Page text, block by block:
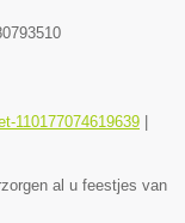
110177074619639
al u feestjes van